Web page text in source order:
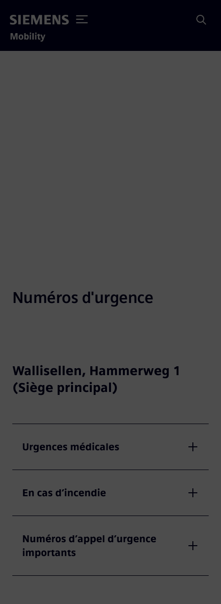
Mobility
Numéros d'urgence
Wallisellen, Hammerweg 1
(Siège principal)
Urgences médicales
En cas d’incendie
Numéros d’appel d’urgence
importants